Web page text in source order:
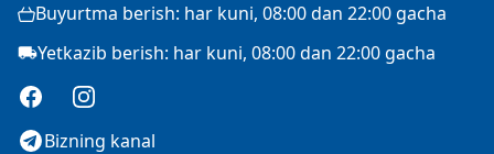
Buyurtma berish: har kuni, 08:00 dan 22:00 gacha
Yetkazib berish: har kuni, 08:00 dan 22:00 gacha
FacebookInstagram
Bizning kanal